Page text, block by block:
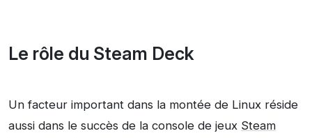
Le rôle du Steam Deck
Un facteur important dans la montée de Linux réside
aussi dans le succès de la console de jeux Steam